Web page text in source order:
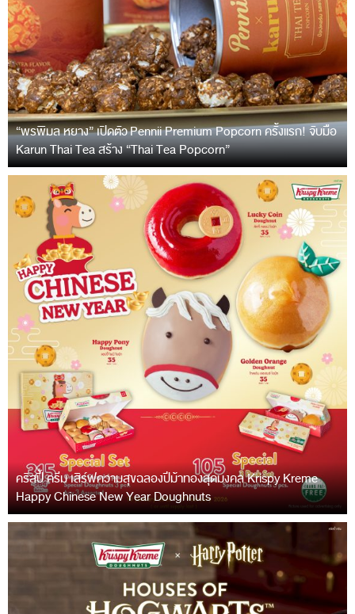
“พรพิมล หยาง” เปิดตัว Pennii Premium Popcorn ครั้งแรก! จับมือ
Karun Thai Tea สร้าง “Thai Tea Popcorn”
คริสปี้ ครีม เสิร์ฟความสุขฉลองปีม้าทองสุดมงคล Krispy Kreme
Happy Chinese New Year Doughnuts